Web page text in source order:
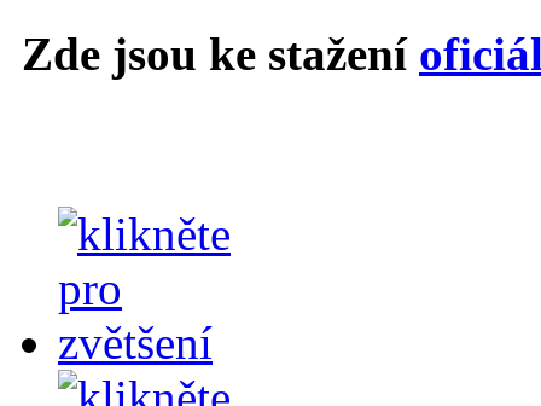
Zde jsou ke stažení